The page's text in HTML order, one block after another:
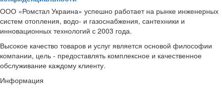
ООО «Ромстал Украина» успешно работает на рынке инженерных
систем отопления, водо- и газоснабжения, сантехники и
инновационных технологий с 2003 года.
Высокое качество товаров и услуг является основой философии
компании, цель - предоставлять комплексное и качественное
обслуживание каждому клиенту.
Информация